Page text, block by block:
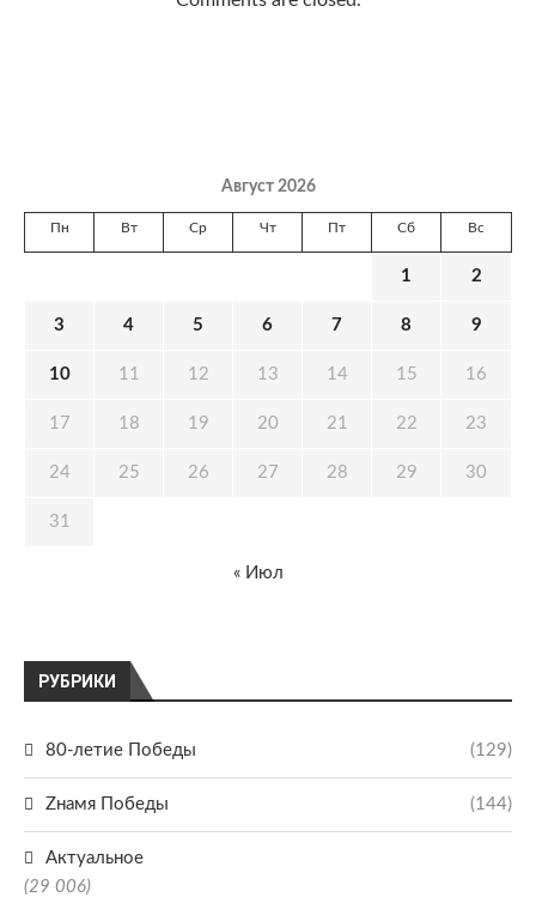
РУБРИКИ
80-летие Победы (129)
Zнамя Победы (144)
Актуальное
(29 006)
Август 2026
Пн Вт Ср Чт Пт Сб Вс
1 2
3 4 5 6 7 8 9
10 11 12 13 14 15 16
17 18 19 20 21 22 23
24 25 26 27 28 29 30
31
« Июл